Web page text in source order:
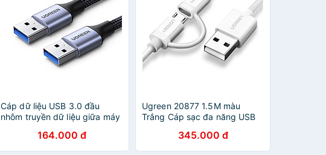
Cáp dữ liệu USB 3.0 đầu
nhôm truyền dữ liệu giữa máy
2mUgreen 80791 - Hàng
chính hãng
164.000 đ
Ugreen 20877 1.5M màu
Trắng Cáp sạc đa năng USB
cho iphone US178 - Hàng
chính hãng
345.000 đ